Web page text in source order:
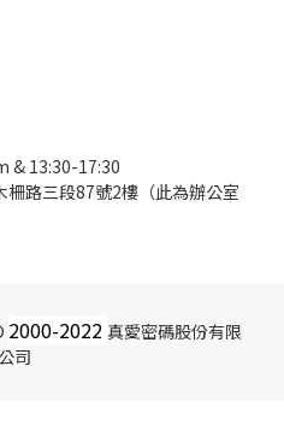
& 13:30-17:30
路三段87號2樓（此為辦公室
2000-2022 真愛密碼股份有限
公司